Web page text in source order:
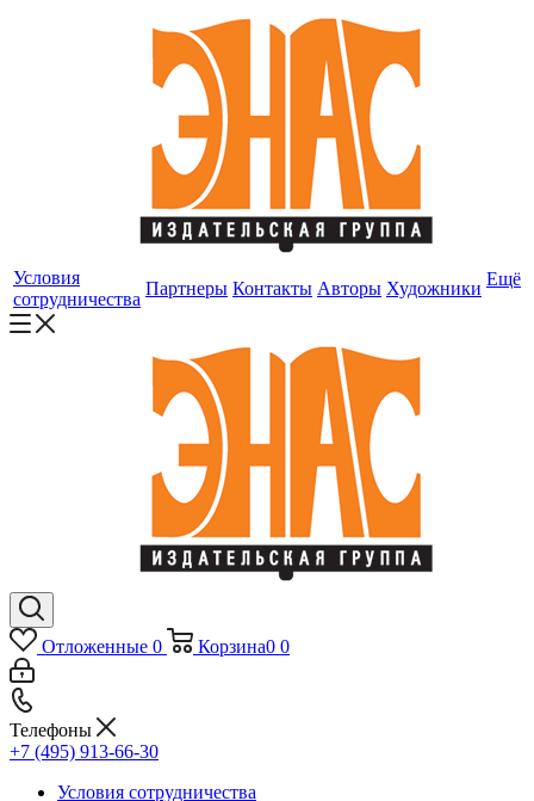
Условия
сотрудничества
Партнеры Контакты Авторы Художники Ещё
Отложенные 0 Корзина0 0
Телефоны
+7 (495) 913-66-30
Условия сотрудничества